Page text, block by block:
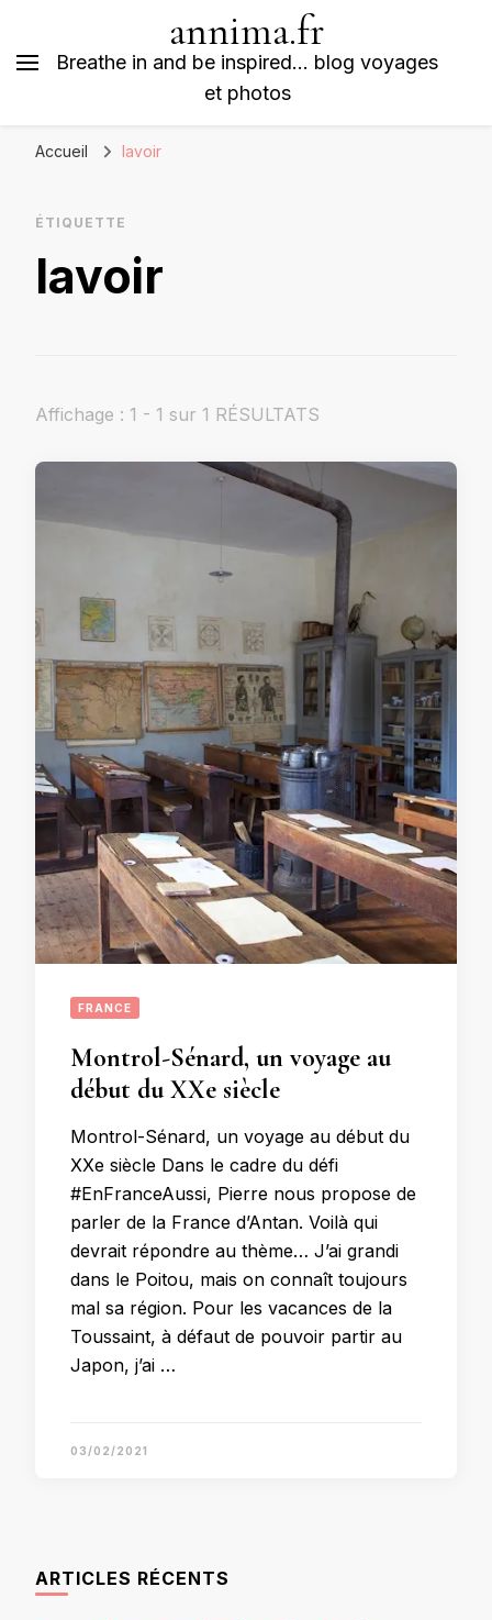
annima.fr
Breathe in and be inspired… blog voyages
et photos
Accueil lavoir
ÉTIQUETTE
lavoir
Affichage : 1 - 1 sur 1 RÉSULTATS
FRANCE
Montrol-Sénard, un voyage au
début du XXe siècle
Montrol-Sénard, un voyage au début du
XXe siècle Dans le cadre du défi
#EnFranceAussi, Pierre nous propose de
parler de la France d’Antan. Voilà qui
devrait répondre au thème… J’ai grandi
dans le Poitou, mais on connaît toujours
mal sa région. Pour les vacances de la
Toussaint, à défaut de pouvoir partir au
Japon, j’ai …
03/02/2021
ARTICLES RÉCENTS